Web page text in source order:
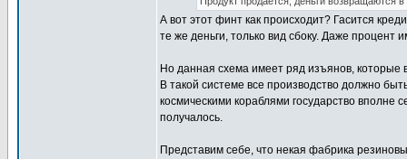
А вот этот финт как происходит? Гасится
те же деньги, только вид сбоку. Даже процент
Но данная схема имеет ряд изъянов, которые
В такой системе все производство должно
космическими кораблями государство вполне
получалось.
Представим себе, что некая фабрика